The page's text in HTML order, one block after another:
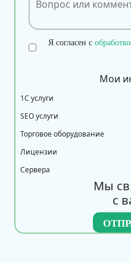
Я согласен с
Мои
1С услуги
SEO услуги
Торговое оборудование
Лицензии
Сервера
Мы
с